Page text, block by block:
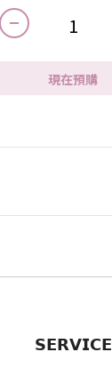
現在預購
𝗦𝗘𝗥𝗩𝗜𝗖𝗘